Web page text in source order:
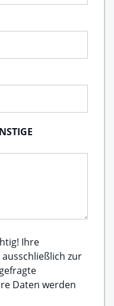
Ihre
zur
Daten werden